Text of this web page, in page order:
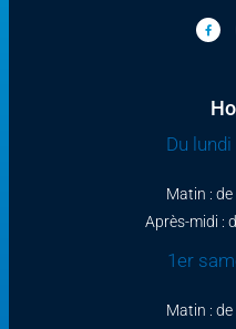
Du
Matin :
Après-midi :
1er
Matin :